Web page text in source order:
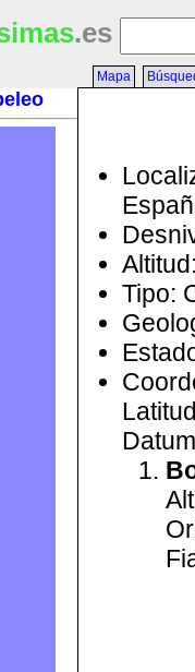
.es
Mapa
Tipo:
Datum